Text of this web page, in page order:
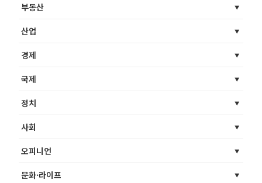
부동산
산업
경제
국제
정치
사회
오피니언
문화·라이프